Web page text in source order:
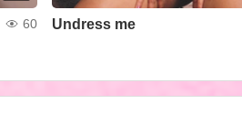
60 Undress me